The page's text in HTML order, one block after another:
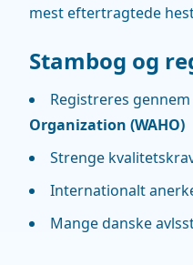
mest eftertragtede
Stambog og
Registreres gennem
Organization (WAHO)
Strenge
Internationalt
Mange danske